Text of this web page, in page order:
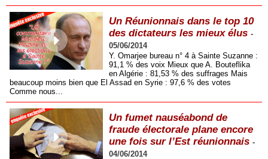
Un Réunionnais dans le top 10
des dictateurs les mieux élus -
05/06/2014
Y. Omarjee bureau n° 4 à Sainte Suzanne :
91,1 % des voix Mieux que A. Bouteflika
en Algérie : 81,53 % des suffrages Mais
beaucoup moins bien que El Assad en Syrie : 97,6 % des votes
Comme nous...
Un fumet nauséabond de
fraude électorale plane encore
une fois sur l’Est réunionnais -
04/06/2014